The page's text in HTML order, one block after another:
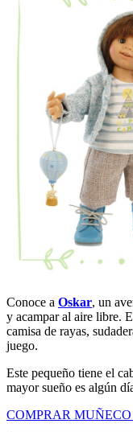
Conoce a Oskar, un
y acampar al aire libre.
camisa de rayas,
juego.
Este pequeño tiene el
mayor sueño es algún
COMPRAR